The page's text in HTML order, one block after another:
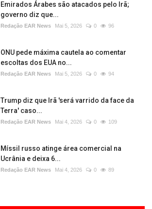
Emirados Árabes são atacados pelo Irã;
governo diz que...
Redação EAR News Mai 5, 2026 0 96
ONU pede máxima cautela ao comentar
escoltas dos EUA no...
Redação EAR News Mai 5, 2026 0 94
Trump diz que Irã 'será varrido da face da
Terra' caso...
Redação EAR News Mai 4, 2026 0 109
Míssil russo atinge área comercial na
Ucrânia e deixa 6...
Redação EAR News Mai 4, 2026 0 89